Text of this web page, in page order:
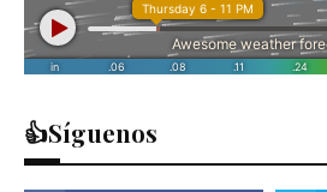
👍Síguenos